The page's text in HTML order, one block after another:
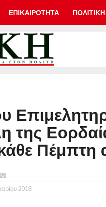
ΕΠΙΚΑΙΡΟΤΗΤΑ ΠΟΛΙΤΙΚΗ
της
Πέμπτη
2018